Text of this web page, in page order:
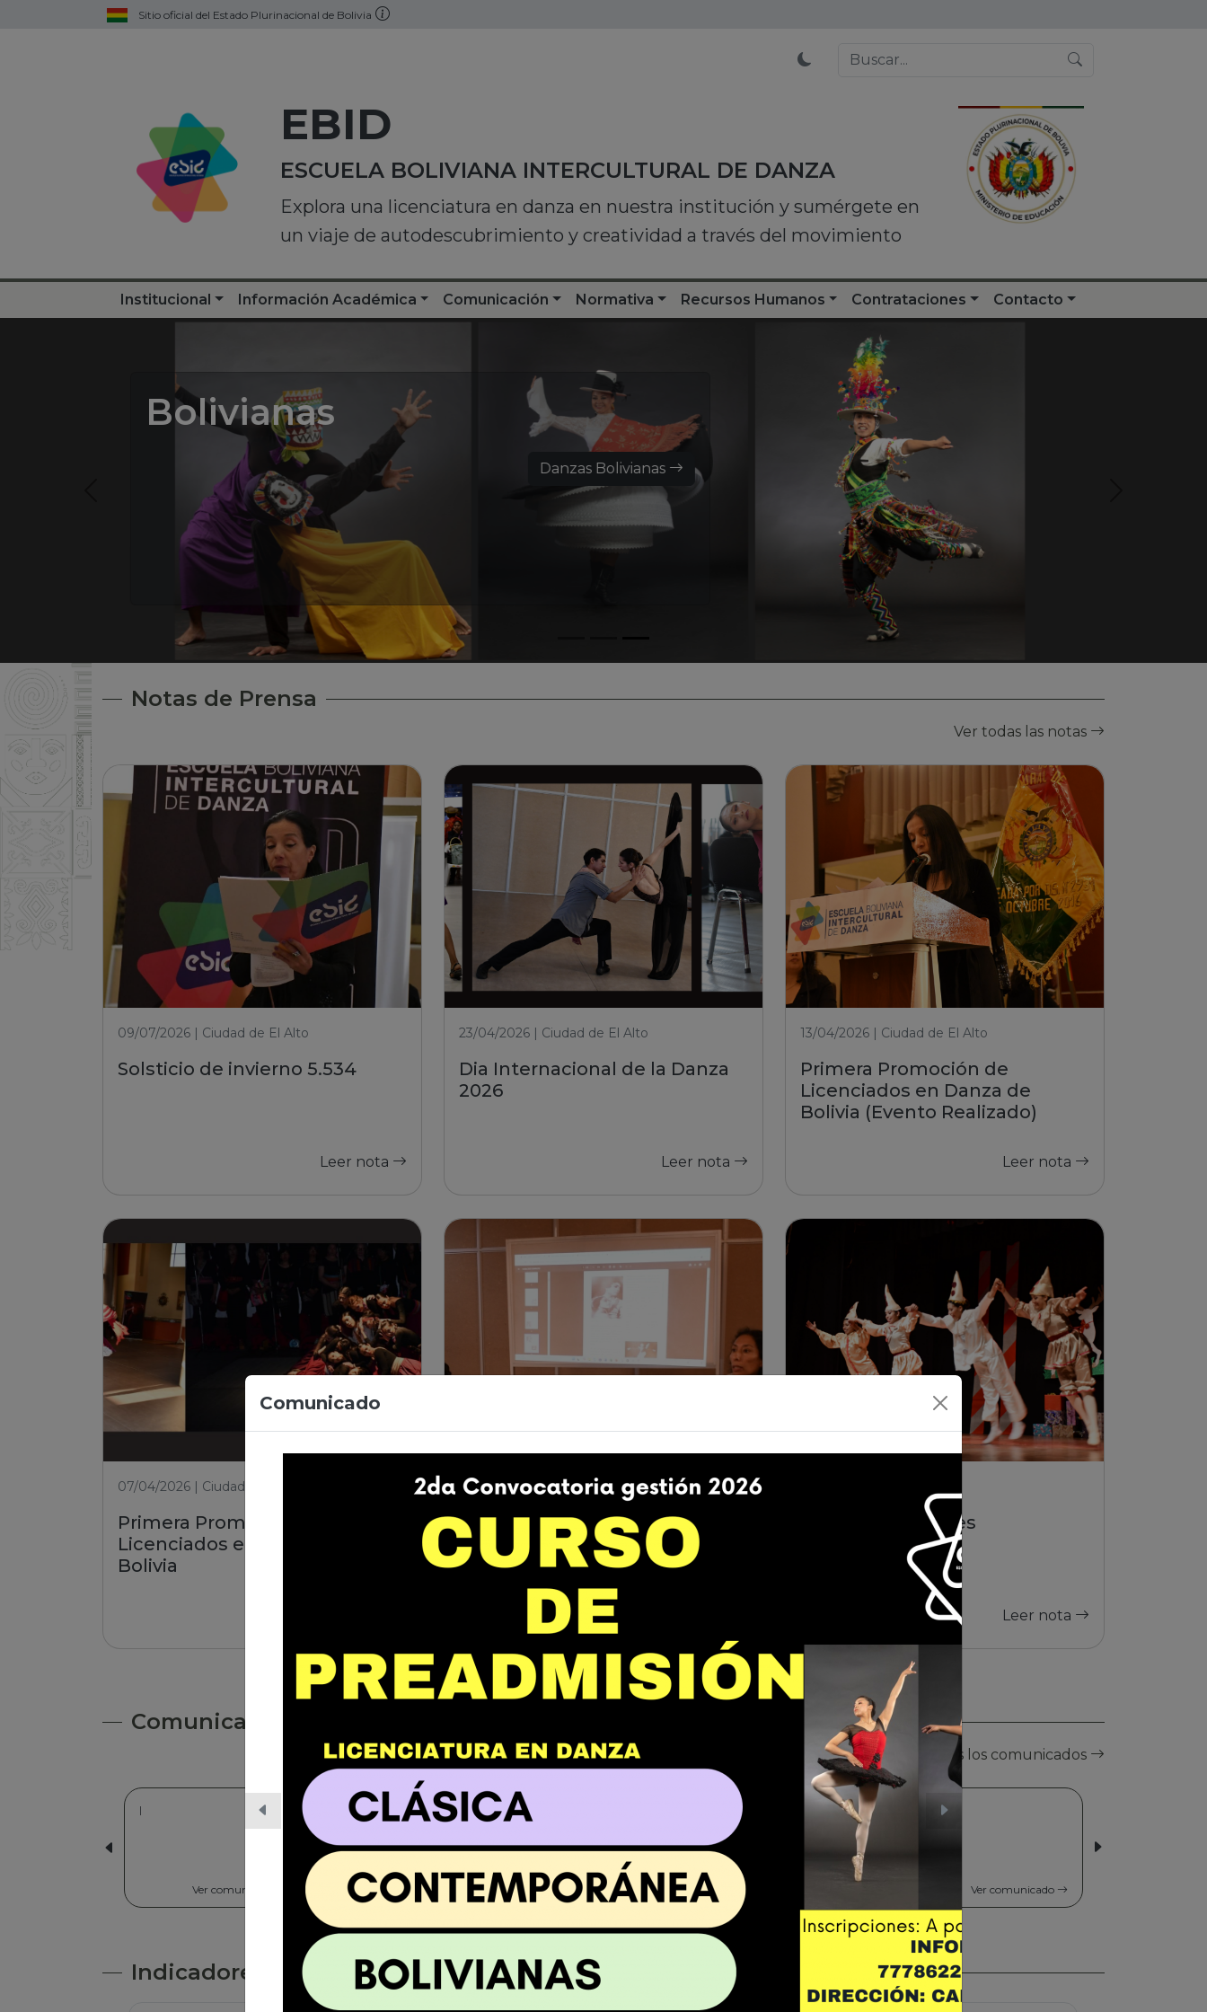
Sitio oficial del Estado Plurinacional de Bolivia
EBID
ESCUELA BOLIVIANA INTERCULTURAL DE DANZA
Explora una licenciatura en danza en nuestra institución y sumérgete en
un viaje de autodescubrimiento y creatividad a través del movimiento
Institucional Información Académica Comunicación Normativa Recursos Humanos Contrataciones Contacto
Bolivianas
Danzas Bolivianas
Notas de Prensa
Ver todas las notas
09/07/2026 | Ciudad de El Alto
Solsticio de invierno 5.534
Leer nota
23/04/2026 | Ciudad de El Alto
Dia Internacional de la Danza
2026
Leer nota
13/04/2026 | Ciudad de El Alto
Primera Promoción de
Licenciados en Danza de
Bolivia (Evento Realizado)
Leer nota
07/04/2026 | Ciudad de El Alto
Primera Promoción de
Licenciados en Danza de
Bolivia
06/03/2026 | Ciudad de El Alto
A los 41 años de la ciudad de El
Alto
Suite Cascanueces
Leer nota
Comunicados
Ver todos los comunicados
|
Ver comunicado
06/03/2026 | Ciudad de El Alto
Nayra Vanguardia
Cultural Vol 2
Ver comunicado
|
Ver comunicado
06/03/2026 | Ciudad de El Alto
Ver comunicado
Comunicado
Indicadores